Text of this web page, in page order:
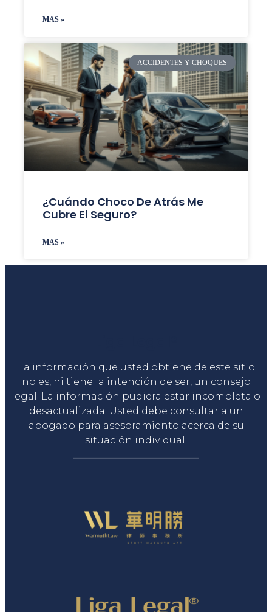
MAS »
ACCIDENTES Y CHOQUES
¿Cuándo Choco De Atrás Me
Cubre El Seguro?
MAS »
La información que usted obtiene de este sitio
no es, ni tiene la intención de ser, un consejo
legal. La información pudiera estar incompleta o
desactualizada. Usted debe consultar a un
abogado para asesoramiento acerca de su
situación individual.